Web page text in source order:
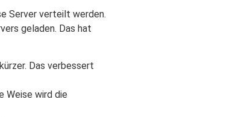
Server verteilt werden.
geladen. Das hat
Das verbessert
Weise wird die